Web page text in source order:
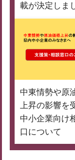
載が決定しま
中東情勢や原
上昇の影響を
中小企業向け
口について